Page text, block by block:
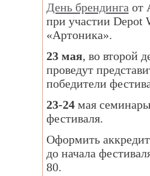
День брендинга от
при участии
«Артоника».
23 мая, во второй
проведут
победители
23-24мая
фестиваля.
Оформить
до начала
80.